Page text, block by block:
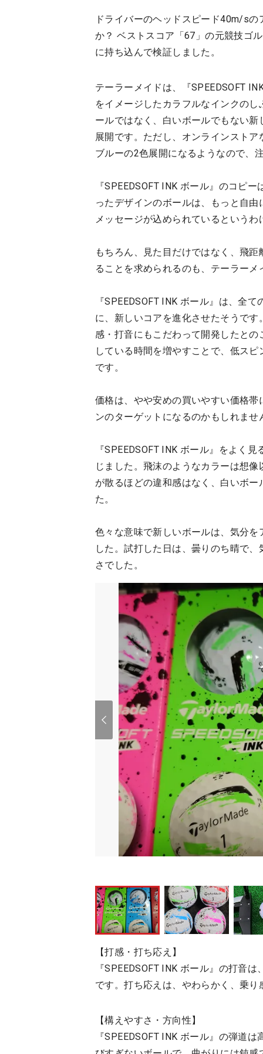
ドライバーのヘッドスピード40m/s
か？ ベストスコア「67」の元競技ゴ
に持ち込んで検証しました。
テーラーメイドは、『SPEEDSOFT
をイメージしたカラフルなインクの
ールではなく、白いボールでもない
展開です。ただし、オンラインスト
ブルーの2色展開になるようなので、
『SPEEDSOFT INK ボール』のコピ
ったデザインのボールは、もっと自
メッセージが込められているというわ
もちろん、見た目だけではなく、飛
ることを求められるのも、テーラー
『SPEEDSOFT INK ボール』は、全
に、新しいコアを進化させたそうで
感・打音にもこだわって開発したと
している時間を増やすことで、低ス
です。
価格は、やや安めの買いやすい価格
ンのターゲットになるのかもしれませ
『SPEEDSOFT INK ボール』をよく
じました。飛沫のようなカラーは想
が散るほどの違和感はなく、白いボ
た。
色々な意味で新しいボールは、気分
した。試打した日は、曇りのち晴で
さでした。
【打感・打ち応え】
『SPEEDSOFT INK ボール』の打音
です。打ち応えは、やわらかく、乗
【構えやすさ・方向性】
『SPEEDSOFT INK ボール』の弾道